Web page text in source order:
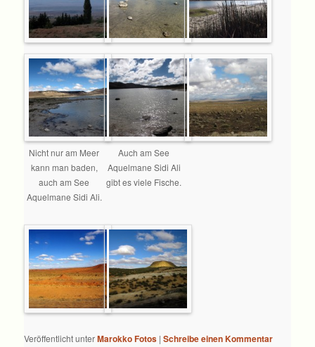
Nicht nur am Meer
kann man baden,
auch am See
Aquelmane Sidi Ali.
Auch am See
Aquelmane Sidi Ali
gibt es viele Fische.
Veröffentlicht unterMarokko Fotos |Schreibe einen Kommentar